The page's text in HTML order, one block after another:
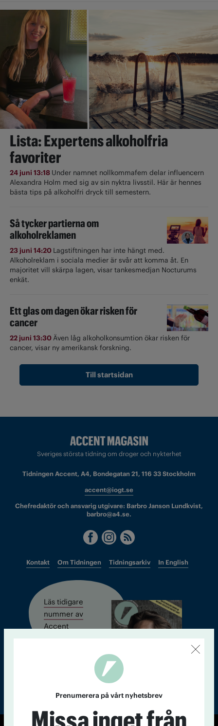
Lista: Expertens alkoholfria
favoriter
24 juni 13:18 Under namnet nollkommafem delar influencern
Alexandra Holm med sig av sin nyktra livsstil. Här är hennes
bästa tips på alkoholfri dryck till semestern.
Så tycker partierna om
alkoholreklamen
23 juni 14:20 Lagstiftningen har inte hängt med.
Alkoholreklam i sociala medier är svår att komma åt. En
majoritet vill skärpa lagen, visar tankesmedjan Nocturums
enkät.
Ett glas om dagen ökar risken för
cancer
22 juni 13:30Även låg alkoholkonsumtion ökar risken för
cancer, visar ny amerikansk forskning.
Till startsidan
Sveriges största tidning om droger och nykterhet
Tidningen Accent, A4, Bondegatan 21, 116 33 Stockholm
accent@iogt.se
Chefredaktör och ansvarig utgivare: Barbro Janson Lundkvist,
barbro@a4.se.
Kontakt Om Tidningen Tidningsarkiv In English
Läs tidigare
nummer av
Accent
Prenumerera på vårt nyhetsbrev